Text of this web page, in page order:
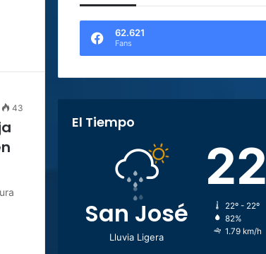
43
62.621
Fans
El Tiempo
San José
Lluvia Ligera
22
22º - 22º
82%
1.79 km/h